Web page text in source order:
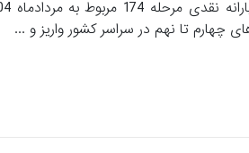
چهارم تا نهم در سراسر کشور واریز و ...